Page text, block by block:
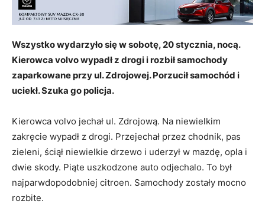
Wszystko wydarzyło się w sobotę, 20 stycznia, nocą.
Kierowca volvo wypadł z drogi i rozbił samochody
zaparkowane przy ul. Zdrojowej. Porzucił samochód i
uciekł. Szuka go policja.
Kierowca volvo jechał ul. Zdrojową. Na niewielkim
zakręcie wypadł z drogi. Przejechał przez chodnik, pas
zieleni, ściął niewielkie drzewo i uderzył w mazdę, opla i
dwie skody. Piąte uszkodzone auto odjechalo. To był
najparwdopodobniej citroen. Samochody zostały mocno
rozbite.